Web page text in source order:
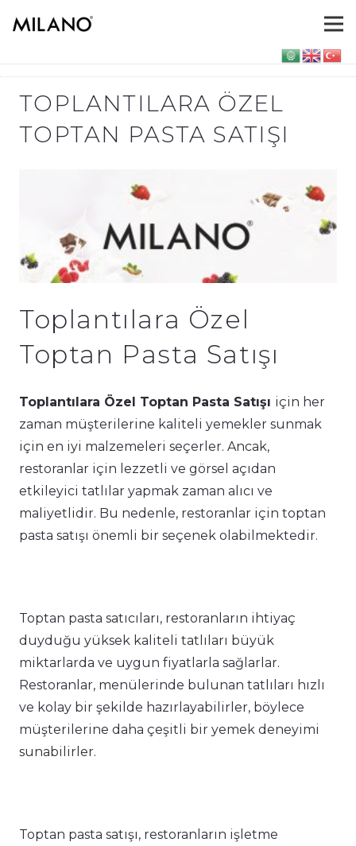
TOPLANTILARA ÖZEL
TOPTAN PASTA SATIŞI
Toplantılara Özel
Toptan Pasta Satışı
Toplantılara Özel Toptan Pasta Satışı için her
zaman müşterilerine kaliteli yemekler sunmak
için en iyi malzemeleri seçerler. Ancak,
restoranlar için lezzetli ve görsel açıdan
etkileyici tatlılar yapmak zaman alıcı ve
maliyetlidir. Bu nedenle, restoranlar için toptan
pasta satışı önemli bir seçenek olabilmektedir.
Toptan pasta satıcıları, restoranların ihtiyaç
duyduğu yüksek kaliteli tatlıları büyük
miktarlarda ve uygun fiyatlarla sağlarlar.
Restoranlar, menülerinde bulunan tatlıları hızlı
ve kolay bir şekilde hazırlayabilirler, böylece
müşterilerine daha çeşitli bir yemek deneyimi
sunabilirler.
Toptan pasta satışı, restoranların işletme